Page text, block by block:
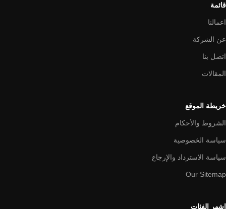
قائمة
اعمالنا
عن الشركة
اتصل بنا
المقالات
خريطة الموقع
الشروط والأحكام
سياسة الخصوصية
سياسة الاسترداد والإرجاع
Our Sitemap
اشهر الفئات